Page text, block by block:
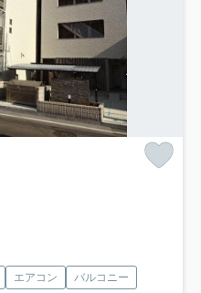
エアコン
バルコニー